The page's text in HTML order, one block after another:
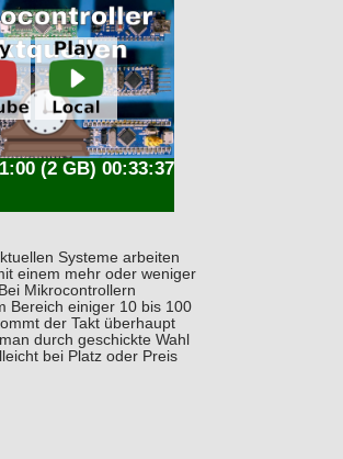
(2 GB) 00:33:37
Systeme arbeiten
einem mehr oder weniger
Mikrocontrollern
Bereich einiger 10 bis 100
der Takt überhaupt
durch geschickte Wahl
bei Platz oder Preis